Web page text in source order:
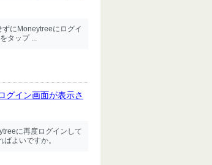
にMoneytreeにログイ
タップ ...
グイン画面が表示さ
に再度ログインして
よいですか。